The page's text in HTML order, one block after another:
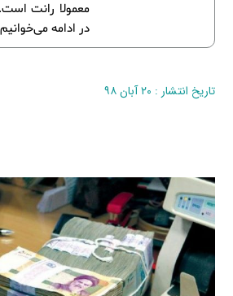
معمولا رانت
در ادامه
تاریخ انتشار : ۲۰ آبان ۹۸